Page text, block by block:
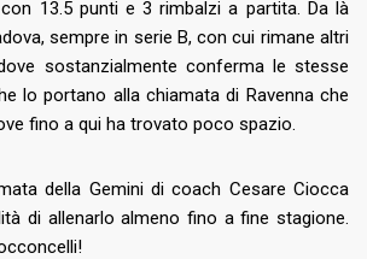
13.5 punti e 3 rimbalzi a partita. Da là
sempre in serie B, con cui rimane altri
sostanzialmente conferma le stesse
lo portano alla chiamata di Ravenna che
fino a qui ha trovato poco spazio.
della Gemini di coach Cesare Ciocca
di allenarlo almeno fino a fine stagione.